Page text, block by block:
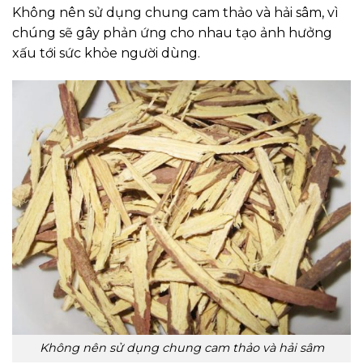
Không nên sử dụng chung cam thảo và hải sâm, vì
chúng sẽ gây phản ứng cho nhau tạo ảnh hưởng
xấu tới sức khỏe người dùng.
Không nên sử dụng chung cam thảo và hải sâm